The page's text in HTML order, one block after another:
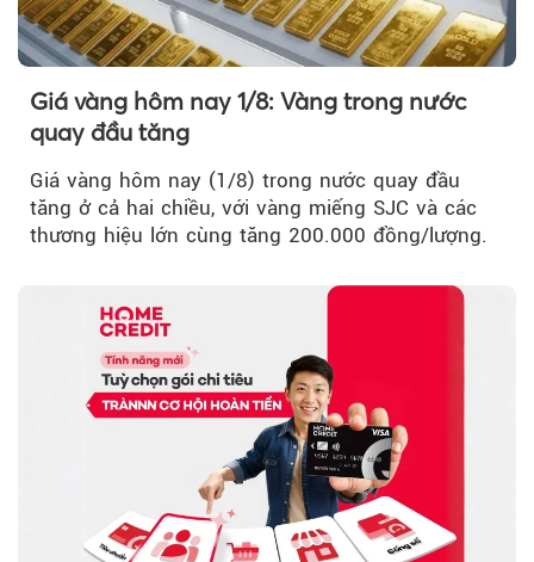
Giá vàng hôm nay 1/8: Vàng trong nước
quay đầu tăng
Giá vàng hôm nay (1/8) trong nước quay đầu
tăng ở cả hai chiều, với vàng miếng SJC và các
thương hiệu lớn cùng tăng 200.000 đồng/lượng.